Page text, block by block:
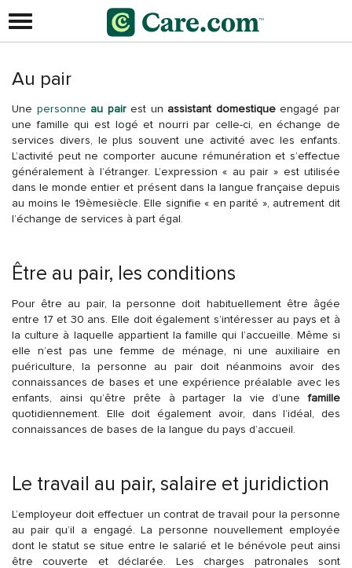
Au pair
Une personne au pairest un assistant domestiqueengagé par
une famille qui est logé et nourri par celle-ci, en échange de
services divers, le plus souvent une activité avec les enfants.
L’activité peut ne comporter aucune rémunération et s’effectue
généralement à l’étranger. L’expression « au pair » est utilisée
dans le monde entier et présent dans la langue française depuis
au moins le 19èmesiècle. Elle signifie « en parité », autrement dit
l’échange de services à part égal.
Être au pair, les conditions
Pour être au pair, la personne doit habituellement être âgée
entre 17 et 30 ans. Elle doit également s’intéresser au pays et à
la culture à laquelle appartient la famille qui l’accueille. Même si
elle n’est pas une femme de ménage, ni une auxiliaire en
puériculture, la personne au pair doit néanmoins avoir des
connaissances de bases et une expérience préalable avec les
enfants, ainsi qu’être prête à partager la vie d’unefamille
quotidiennement. Elle doit également avoir, dans l’idéal, des
connaissances de bases de la langue du pays d’accueil.
Le travail au pair, salaire et juridiction
L’employeur doit effectuer un contrat de travail pour la personne
au pair qu’il a engagé. La personne nouvellement employée
dont le statut se situe entre le salarié et le bénévole peut ainsi
être couverte et déclarée. Les charges patronales sont